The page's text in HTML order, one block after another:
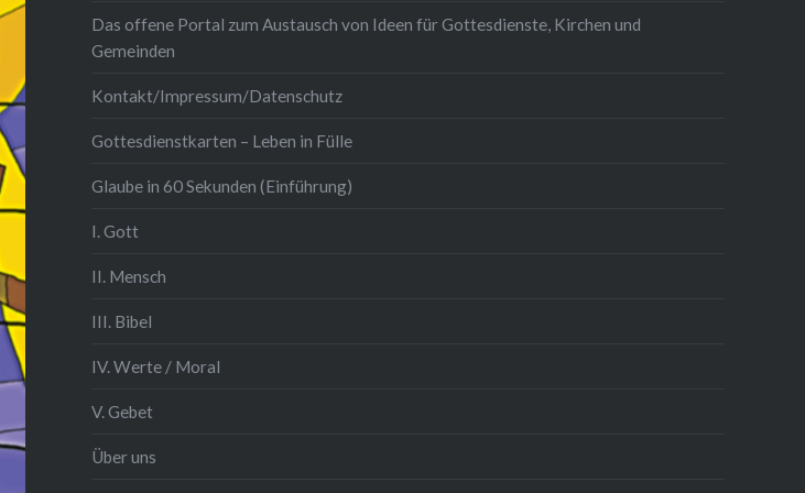
Das offene Portal zum Austausch von Ideen für Gottesdienste, Kirchen und
Gemeinden
Kontakt/Impressum/Datenschutz
Gottesdienstkarten – Leben in Fülle
Glaube in 60 Sekunden (Einführung)
I. Gott
II. Mensch
III. Bibel
IV. Werte / Moral
V. Gebet
Über uns